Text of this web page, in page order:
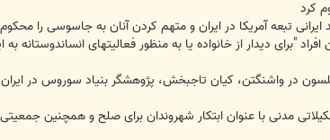
کرد
تبعه آمريکا در ايران و متهم کردن آنان به جاسوسی را
ديدار از خانواده يا به منظور فعاليتهای انساندوستانه به
در واشنگتن، کيان تاجبخش، پژوهشگر بنياد سوروس در
مدنی با عنوان ابتکار شهروندان برای صلح و همچنين